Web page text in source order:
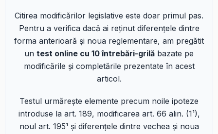
Citirea modificărilor legislative este doar primul pas.
Pentru a verifica dacă ai reținut diferențele dintre
forma anterioară și noua reglementare, am pregătit
un test online cu 10 întrebări-grilă bazate pe
modificările și completările prezentate în acest
articol.
Testul urmărește elemente precum noile ipoteze
introduse la art. 189, modificarea art. 66 alin. (1¹),
noul art. 195¹ și diferențele dintre vechea și noua